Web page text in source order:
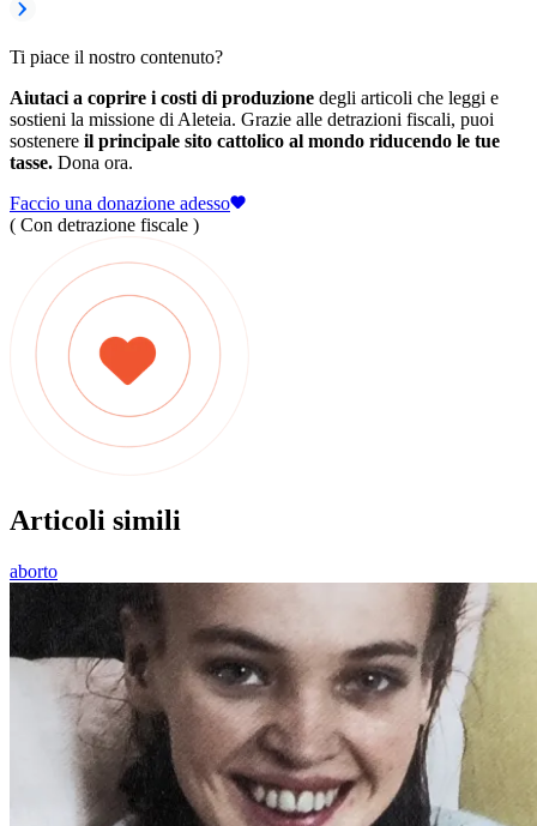
Ti piace il nostro contenuto?
Aiutaci a coprire i costi di produzione degli articoli che leggi e
sostieni la missione di Aleteia. Grazie alle detrazioni fiscali, puoi
sostenere il principale sito cattolico al mondo riducendo le tue
tasse. Dona ora.
Faccio una donazione adesso
( Con detrazione fiscale )
Articoli simili
aborto